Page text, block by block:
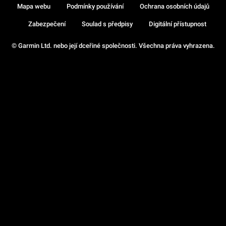
© Garmin Ltd. nebo její dceřiné společnosti. Všechna práva vyhrazena.
Mapa webu Podmínky používání Ochrana osobních údajů
Zabezpečení Soulad s předpisy Digitální přístupnost